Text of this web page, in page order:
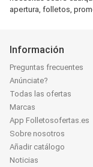
apertura, folletos,
Información
Preguntas frecuentes
Anúnciate?
Todas las ofertas
Marcas
App Folletosofertas.es
Sobre nosotros
Añadir catálogo
Noticias